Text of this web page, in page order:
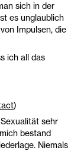
sich in der
es unglaublich
Impulsen, die
ich all das
)
sehr
bestand
Niemals